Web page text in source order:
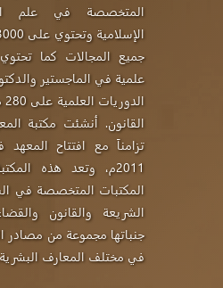
المتخصصة في علم
علمية في الماجستير
القانون. أنشئت مكتبة
2011م، وتعد هذه
المكتبات المتخصصة في
الشريعة والقانون
جنباتها مجموعة من مصادر
في مختلف المعارف